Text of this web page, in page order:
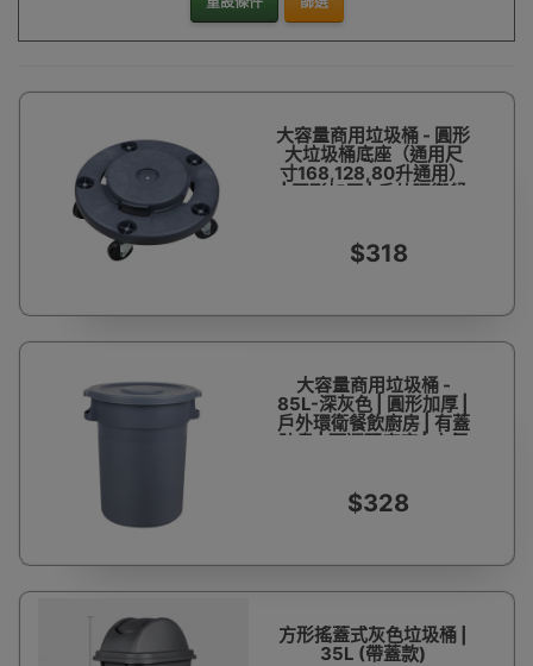
大容量商用垃圾桶 - 圓形
大垃圾桶底座（通用尺
寸168,128,80升通用）
| 圓形加厚 | 戶外環衛餐
衛生
$318
大容量商用垃圾桶 -
85L-深灰色 | 圓形加厚 |
戶外環衛餐飲廚房 | 有蓋
防臭 | 可選配底座 | 方便
$328
方形搖蓋式灰色垃圾桶 |
35L (帶蓋款)